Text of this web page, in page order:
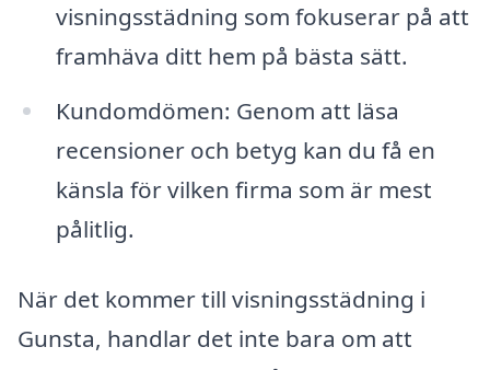
visningsstädning som fokuserar på att
framhäva ditt hem på bästa sätt.
Kundomdömen: Genom att läsa
recensioner och betyg kan du få en
känsla för vilken firma som är mest
pålitlig.
När det kommer till visningsstädning i
Gunsta, handlar det inte bara om att